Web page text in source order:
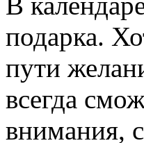
подарка.
пути
всегда
внимания,